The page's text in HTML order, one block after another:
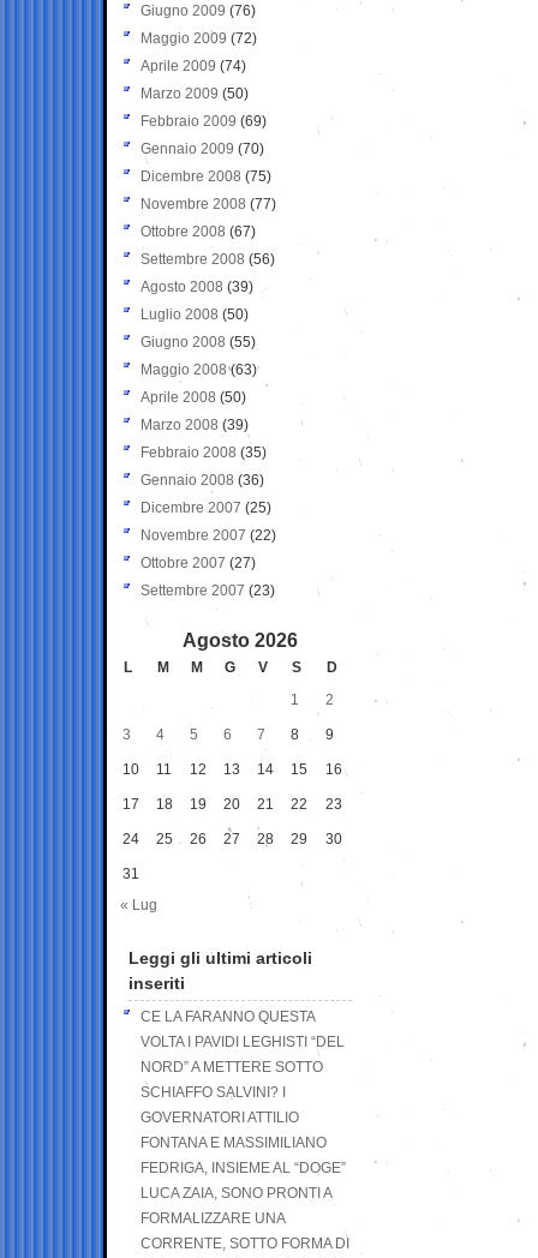
Giugno 2009 (76)
Maggio 2009 (72)
Aprile 2009 (74)
Marzo 2009 (50)
Febbraio 2009 (69)
Gennaio 2009 (70)
Dicembre 2008 (75)
Novembre 2008 (77)
Ottobre 2008 (67)
Settembre 2008 (56)
Agosto 2008 (39)
Luglio 2008 (50)
Giugno 2008 (55)
Maggio 2008(63)
Aprile 2008 (50)
Marzo 2008 (39)
Febbraio 2008 (35)
Gennaio 2008 (36)
Dicembre 2007 (25)
Novembre 2007 (22)
Ottobre 2007 (27)
Settembre 2007 (23)
Agosto 2026
L M M G V S
D
1
2
3 4 5 6 7 8 9
10 11 12 13 14 15 16
17 18 19 20 21 22 23
24 25 26 27 28 29 30
31
« Lug
Leggi gli ultimi articoli
inseriti
CE LA FARANNO QUESTA
VOLTA I PAVIDI LEGHISTI “DEL
NORD” A METTERE SOTTO
SCHIAFFO SALVINI? I
GOVERNATORI ATTILIO
FONTANA E MASSIMILIANO
FEDRIGA, INSIEME AL “DOGE”
LUCA ZAIA, SONO PRONTI A
FORMALIZZARE UNA
CORRENTE, SOTTO FORMA DI